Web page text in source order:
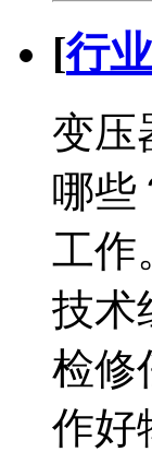
[行
变压
哪些
工作
技术
检修
作好